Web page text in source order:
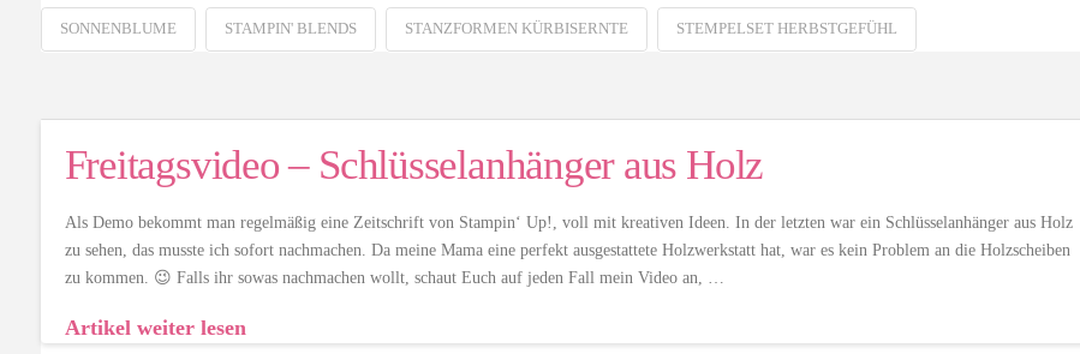
SONNENBLUME STAMPIN' BLENDS STANZFORMEN KÜRBISERNTE STEMPELSET HERBSTGEFÜHL
Freitagsvideo – Schlüsselanhänger aus Holz
Als Demo bekommt man regelmäßig eine Zeitschrift von Stampin‘ Up!, voll mit kreativen Ideen. In der letzten war ein Schlüsselanhänger aus Holz
zu sehen, das musste ich sofort nachmachen. Da meine Mama eine perfekt ausgestattete Holzwerkstatt hat, war es kein Problem an die Holzscheiben
zu kommen. 😉 Falls ihr sowas nachmachen wollt, schaut Euch auf jeden Fall mein Video an, …
Artikel weiter lesen